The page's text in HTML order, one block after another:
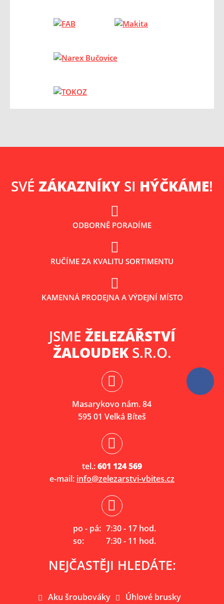
SVÉ ZÁKAZNÍKY SI HÝČKÁME!
ODBORNĚ PORADÍME
RUČÍME ZA KVALITU SORTIMENTU
KAMENNÁ PRODEJNA A VÝDEJNÍ MÍSTO
JSME ŽELEZÁŘSTVÍ
ŽALOUDEKS.R.O.
Masarykovo nám. 84
595 01 Velká Bíteš
tel.:601 124 569
e-mail: info@zelezarstvi-vbites.cz
po - pá: 7:30 - 17 hod.
so:
7:30 - 11 hod.
NEJČASTĚJI HLEDÁTE:
Aku šroubováky Úhlové brusky